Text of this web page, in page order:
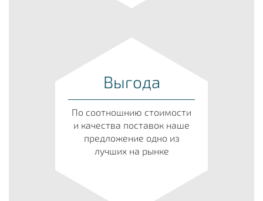
Выгода
По соотношнию стоимости
и качества поставок наше
предложение одно из
лучших на рынке